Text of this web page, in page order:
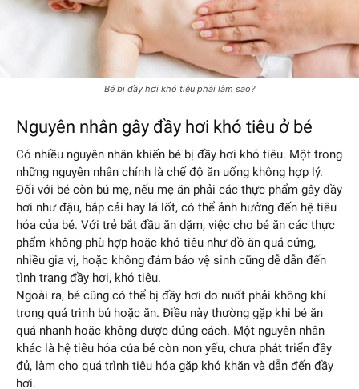
Bé bị đầy hơi khó tiêu phải làm sao?
Nguyên nhân gây đầy hơi khó tiêu ở bé
Có nhiều nguyên nhân khiến bé bị đầy hơi khó tiêu. Một trong
những nguyên nhân chính là chế độ ăn uống không hợp lý.
Đối với bé còn bú mẹ, nếu mẹ ăn phải các thực phẩm gây đầy
hơi như đậu, bắp cải hay lá lốt, có thể ảnh hưởng đến hệ tiêu
hóa của bé. Với trẻ bắt đầu ăn dặm, việc cho bé ăn các thực
phẩm không phù hợp hoặc khó tiêu như đồ ăn quá cứng,
nhiều gia vị, hoặc không đảm bảo vệ sinh cũng dễ dẫn đến
tình trạng đầy hơi, khó tiêu.
Ngoài ra, bé cũng có thể bị đầy hơi do nuốt phải không khí
trong quá trình bú hoặc ăn. Điều này thường gặp khi bé ăn
quá nhanh hoặc không được đúng cách. Một nguyên nhân
khác là hệ tiêu hóa của bé còn non yếu, chưa phát triển đầy
đủ, làm cho quá trình tiêu hóa gặp khó khăn và dẫn đến đầy
hơi.